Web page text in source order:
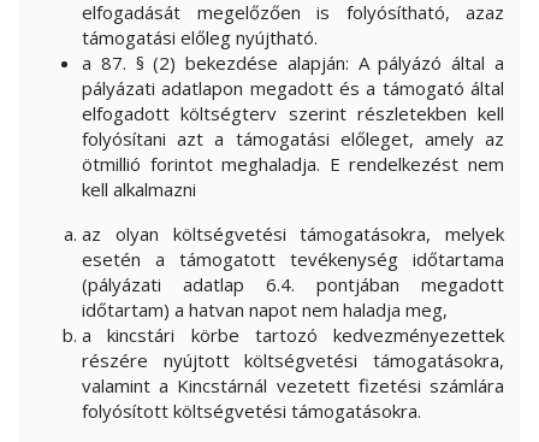
elfogadását megelőzően is folyósítható, azaz
támogatási előleg nyújtható.
a 87. § (2) bekezdése alapján: A pályázó által a
pályázati adatlapon megadott és a támogató által
elfogadott költségterv szerint részletekben kell
folyósítani azt a támogatási előleget, amely az
ötmillió forintot meghaladja. E rendelkezést nem
kell alkalmazni
az olyan költségvetési támogatásokra, melyek
esetén a támogatott tevékenység időtartama
(pályázati adatlap 6.4. pontjában megadott
időtartam) a hatvan napot nem haladja meg,
a kincstári körbe tartozó kedvezményezettek
részére nyújtott költségvetési támogatásokra,
valamint a Kincstárnál vezetett fizetési számlára
folyósított költségvetési támogatásokra.